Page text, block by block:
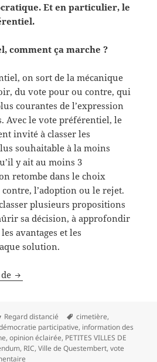
Et en particulier, le
comment ça marche ?
on sort de la mécanique
du vote pour ou contre, qui
courantes de l’expression
Avec le vote préférentiel, le
invité à classer les
souhaitable à la moins
y ait au moins 3
retombe dans le choix
l’adoption ou le rejet.
plusieurs propositions
sa décision, à approfondir
avantages et les
solution.
Consultation cimetière : un bel
Catégories
Regard distancié
Mots-
clés
cimetière,
participative, information des
,opinion éclairée, PETITES VILLES DE
, RIC,Ville de Questembert,vote